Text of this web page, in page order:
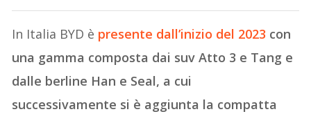
In Italia BYD è presente dall’inizio del 2023 con
una gamma composta dai suv Atto 3 e Tang e
dalle berline Han e Seal, a cui
successivamente si è aggiunta la compatta